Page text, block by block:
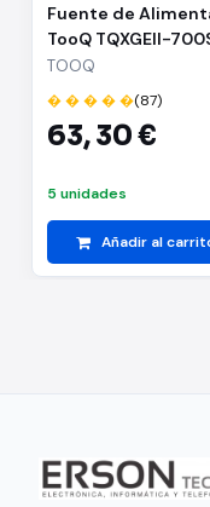
Fuente de
TooQ TQXGEII-
700W/ Ventilador
80 Plus Bronze
TOOQ
� � � � �(87)
63,30 €
5 unidades
Añadir al